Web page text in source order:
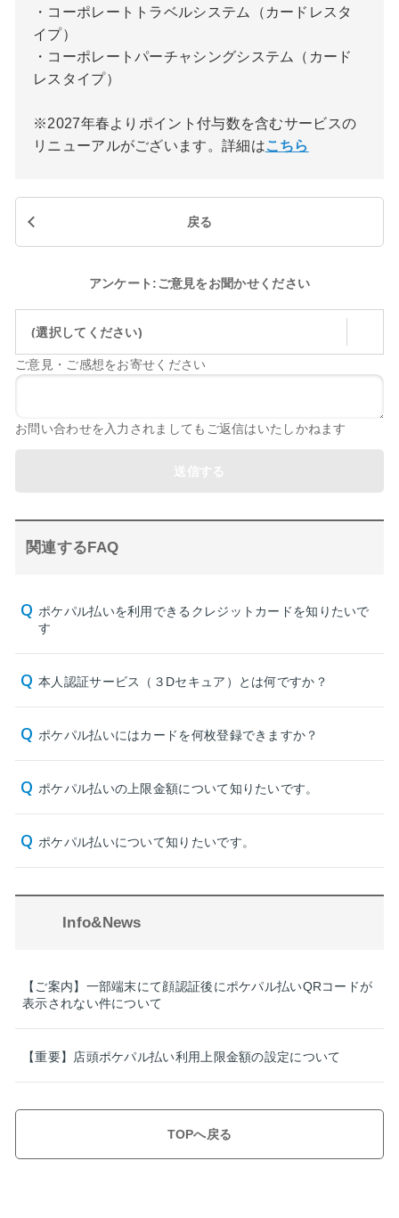
・コーポレートトラベルシステム（カードレスタ
イプ）
・コーポレートパーチャシングシステム（カード
レスタイプ）
※2027年春よりポイント付与数を含むサービスの
リニューアルがございます。詳細はこちら
戻る
アンケート:ご意見をお聞かせください
(選択してください)
ご意見・ご感想をお寄せください
お問い合わせを入力されましてもご返信はいたしかねます
関連するFAQ
ポケパル払いを利用できるクレジットカードを知りたいで
す
本人認証サービス（３Dセキュア）とは何ですか？
ポケパル払いにはカードを何枚登録できますか？
ポケパル払いの上限金額について知りたいです。
ポケパル払いについて知りたいです。
Info&News
【ご案内】一部端末にて顔認証後にポケパル払いQRコードが
表示されない件について
【重要】店頭ポケパル払い利用上限金額の設定について
TOPへ戻る